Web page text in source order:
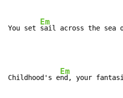
You set
Em
sail across the sea
Childhood's e
Em
nd, your